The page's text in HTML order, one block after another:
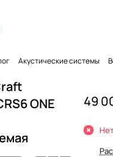
Акустические системы
ONE
49